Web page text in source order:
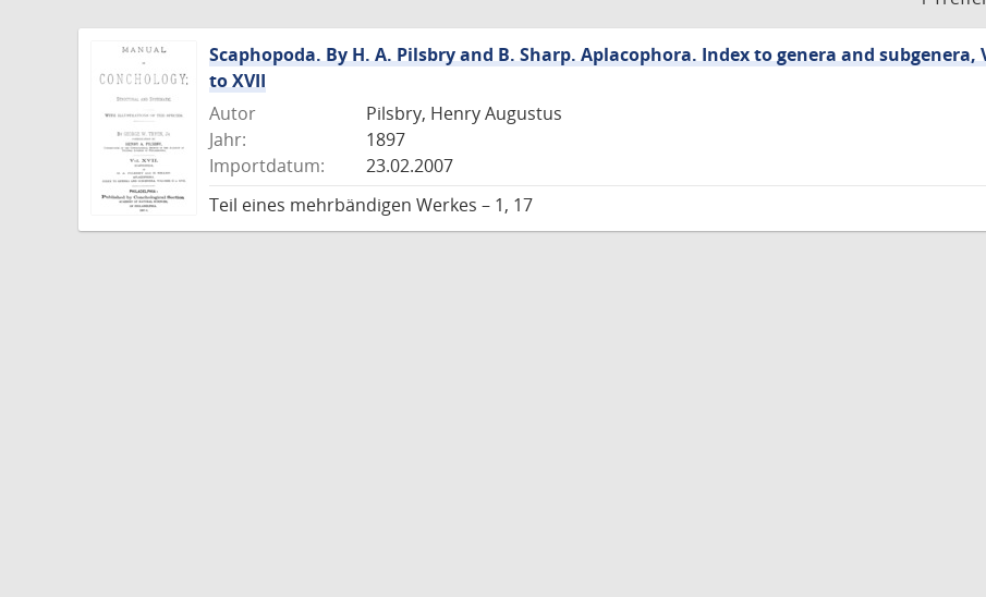
Scaphopoda. By H. A. Pilsbry and B. Sharp. Aplacophora. Index to genera and subgenera,
to XVII
Autor
Pilsbry, Henry Augustus
Jahr:
1897
Importdatum:
23.02.2007
Teil eines mehrbändigen Werkes – 1, 17